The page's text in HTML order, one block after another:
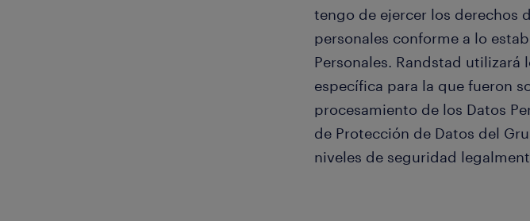
tengo de ejercer los derechos
personales conforme a lo
Personales. Randstad
específica para la que fueron
procesamiento de los Datos
de Protección de Datos del
niveles de seguridad